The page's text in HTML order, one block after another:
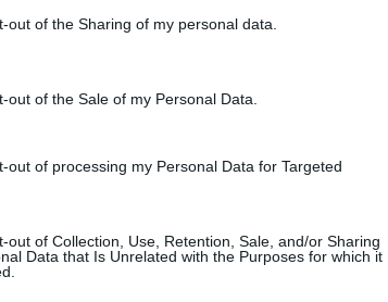
out of the Sharing of my personal data.
out of the Sale of my Personal Data.
out of processing my Personal Data for Targeted
out of Collection, Use, Retention, Sale, and/or Sharing
Data that Is Unrelated with the Purposes for which it